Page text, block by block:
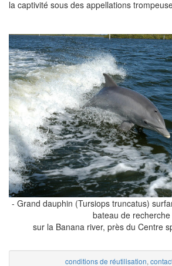
la captivité sous des appellations
- Grand dauphin (Tursiops truncatus)
bateau de recherche
sur la Banana river, près du Centre
conditions de réutilisation,